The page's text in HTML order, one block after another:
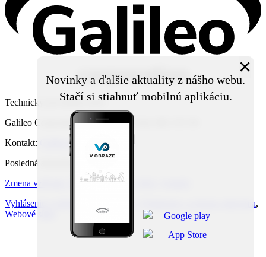
Novinky a ďalšie aktuality z nášho webu.
Stačí si stiahnuť mobilnú aplikáciu.
×
Technický prevádzkovateľ:
Galileo Corporation s.r.o., Čierna Voda 468, 925 06
Kontakt:
Galileo Corporation s.r.o.
Posledná aktualizácia: 29. 7. 2026
Zmena vzhľadu
Štruktúra stránok
Vyhlásenie o prístupnosti
Vyhlásenie o ochrane súkromia,
Webové sídlo